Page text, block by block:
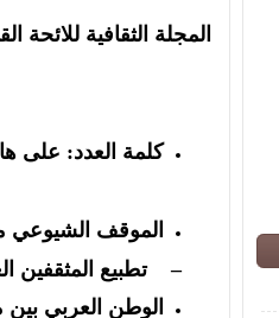
المجلة الثقافية للائحة
كلمة العدد: على
الموقف الشيوعي
– تطبيع المثقفين
الوطن العربي